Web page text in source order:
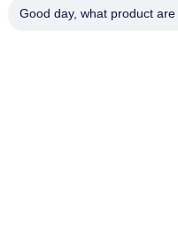
Good day, what product